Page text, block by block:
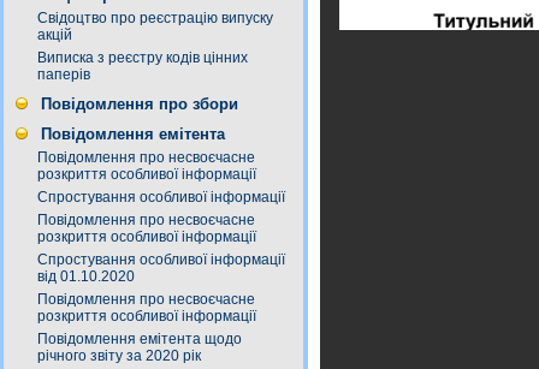
Свідоцтво про реєстрацію випуску
акцій
Виписка з реєстру кодів цінних
паперів
Повідомлення про збори
Повідомлення емітента
Повідомлення про несвоєчасне
розкриття особливої інформації
Спростування особливої інформації
Повідомлення про несвоєчасне
розкриття особливої інформації
Спростування особливої інформації
від 01.10.2020
Повідомлення про несвоєчасне
розкриття особливої інформації
Повідомлення емітента щодо
річного звіту за 2020 рік